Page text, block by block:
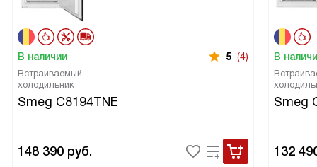
В наличии 5 (4)
Встраиваемый
холодильник
Smeg C8194TNE
148 390 руб.
В
Smeg
132